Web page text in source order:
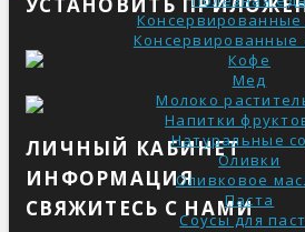
Консервированные
Кофе
Мед
Молоко
Напитки
Натуральные
Оливки
Оливковое
Паста
Соусы для
ЛИЧНЫЙ КАБИНЕТ
ИНФОРМАЦИЯ
СВЯЖИТЕСЬ С НАМИ